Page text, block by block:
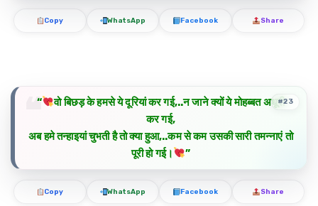
Copy WhatsApp Facebook Share
“
वो बिछड़ के हमसे ये दूरियां कर गई,..न जाने क्यों ये मोहब्बत अधूरी
कर गई,
अब हमे तन्हाइयां चुभती है तो क्या हुआ,..कम से कम उसकी सारी तमन्नाएं तो
पूरी हो गई।
”
#23
Copy WhatsApp Facebook Share